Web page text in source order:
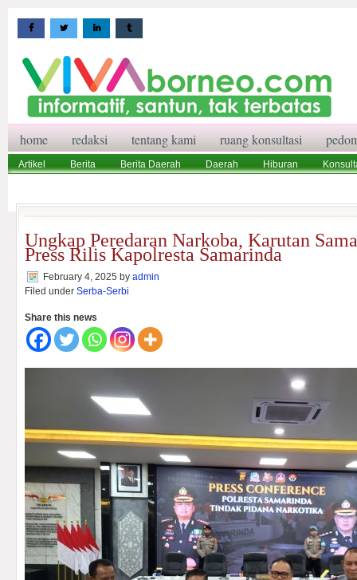
home redaksi tentang kami ruang konsultasi
Artikel Berita Berita Daerah Daerah Hiburan
Ungkap Peredaran Narkoba, Karutan
Press Rilis Kapolresta Samarinda
February 4, 2025 by admin
Filed under Serba-Serbi
Share this news